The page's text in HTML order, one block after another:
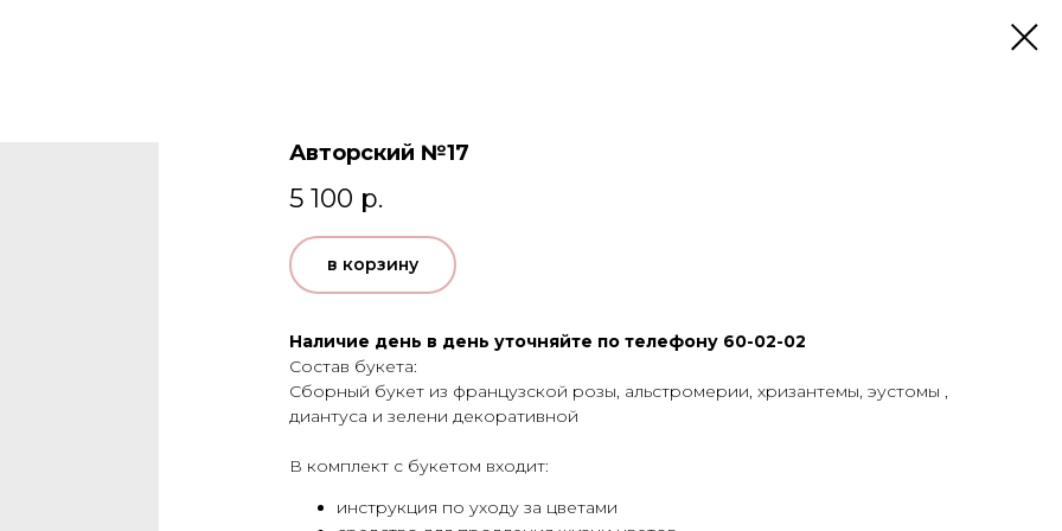
Авторский №17
5 100 р.
в корзину
Наличие день в день уточняйте по телефону 60-02-02
Состав букета:
Сборный букет из французской розы, альстромерии, хризантемы, эустомы ,
диантуса и зелени декоративной
В комплект с букетом входит:
инструкция по уходу за цветами